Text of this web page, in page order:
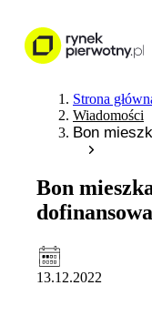
Strona
Wiadomości
Bon
Bon
13.12.2022